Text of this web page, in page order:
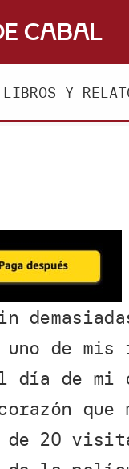
Cabal
LIBROS Y
de
de mi
de 20